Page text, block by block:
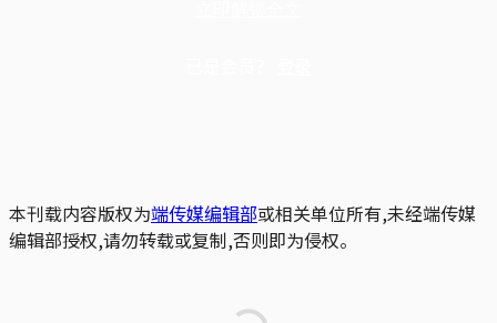
本刊载内容版权为端传媒编辑部或相关单位所有,未经端传媒
编辑部授权,请勿转载或复制,否则即为侵权。